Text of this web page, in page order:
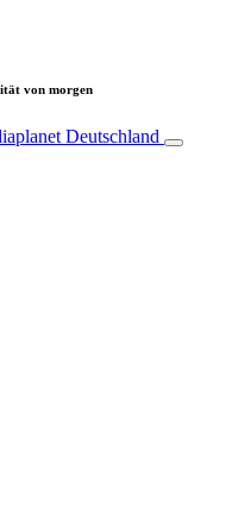
von morgen
Deutschland